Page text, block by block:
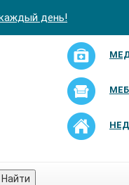
день!
Найти